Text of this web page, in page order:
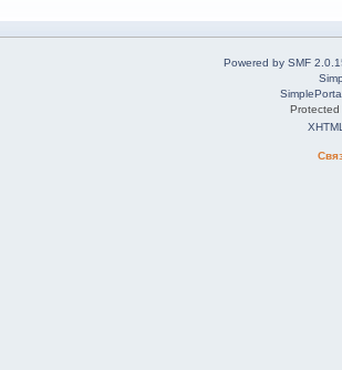
Powered by SMF